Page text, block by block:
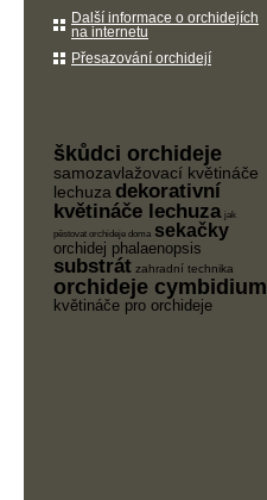
Další informace o orchidejích
na internetu
Přesazování orchidejí
škůdci orchideje
samozavlažovací květináče
lechuza dekorativní
květináče lechuza jak
pěstovat orchideje doma sekačky
orchidej phalaenopsis
substrát zahradní technika
orchideje cymbidium
květináče pro orchideje